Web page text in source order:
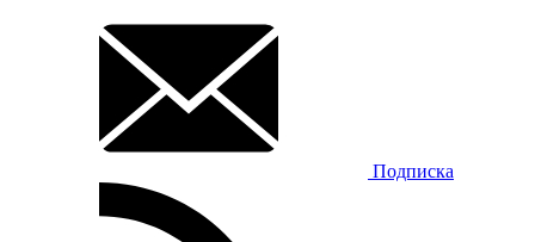
Подписка